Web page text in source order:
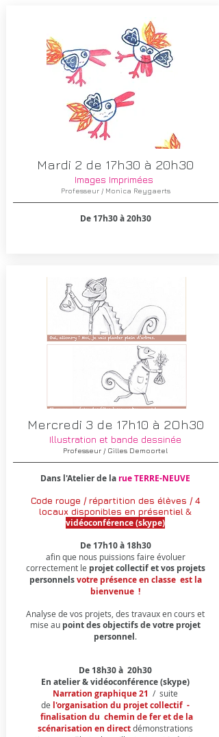
Mardi 2 de 17h30 à 20h30
Images Imprimées​
Professeur / Monica Reygaerts
De 17h30 à 20h30
Mercredi 3 de 17h10 à 2Oh30
Illustration et bande dessinée
Professeur / Gilles Demoortel
Dans l'Atelier de la rue TERRE-NEUVE
Code rouge / répartition des élèves / 4
locaux disponibles en présentiel &
vidéoconférence (skype)
De 17h10 à 18h30
afin que nous puissions faire évoluer
correctement le projet collectif et vos projets
personnelsvotre présence en classe est la
bienvenue !
Analyse de vos projets, des travaux en cours et
mise au point des objectifs de votre projet
personnel.​​​
De 18h30 à 20h30
En atelier & vidéoconférence (skype)
Narration graphique 21 / suite
de l'organisation du projet collectif -
finalisation du chemin de fer et de la
scénarisation en directdémonstrations